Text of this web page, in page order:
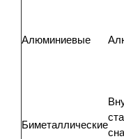
Алюминиевые
Биметаллические